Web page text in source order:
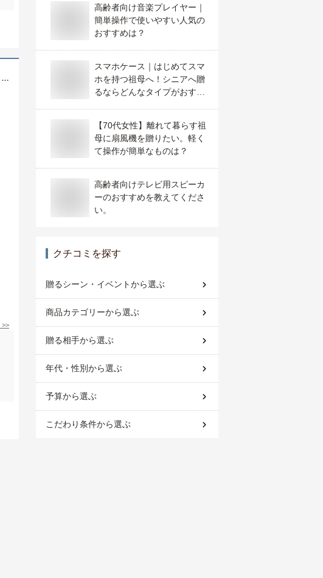
【18個セット】税込1個あたり約393.8円！送料無料！卸売り特設会場！ 炊飯マグ 簡単 レンジ 手早く おいしく 電子レンジ用 炊飯器 1合炊き一人暮らし お弁当用 粗品 販促品 ノベルティ 小売り 送料込 ◇ レンジで簡単 炊飯マグ1.0合 29713
>>
高齢者向け音楽プレイヤー｜
簡単操作で使いやすい人気の
おすすめは？
スマホケース｜はじめてスマ
ホを持つ祖母へ！シニアへ贈
るならどんなタイプがおすす
【70代女性】離れて暮らす祖
母に扇風機を贈りたい。軽く
て操作が簡単なものは？
高齢者向けテレビ用スピーカ
ーのおすすめを教えてくださ
い。
クチコミを探す
贈るシーン・イベントから選ぶ
商品カテゴリーから選ぶ
贈る相手から選ぶ
年代・性別から選ぶ
予算から選ぶ
こだわり条件から選ぶ